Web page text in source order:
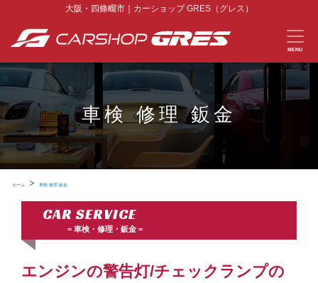
大阪・四條畷市｜カーショップ GRES（グレス）
MENU
車検 修理 鈑金
ホーム > 車検 修理 鈑金
CAR SERVICE
車検・修理・鈑金
エンジンの警告灯/チェックランプの